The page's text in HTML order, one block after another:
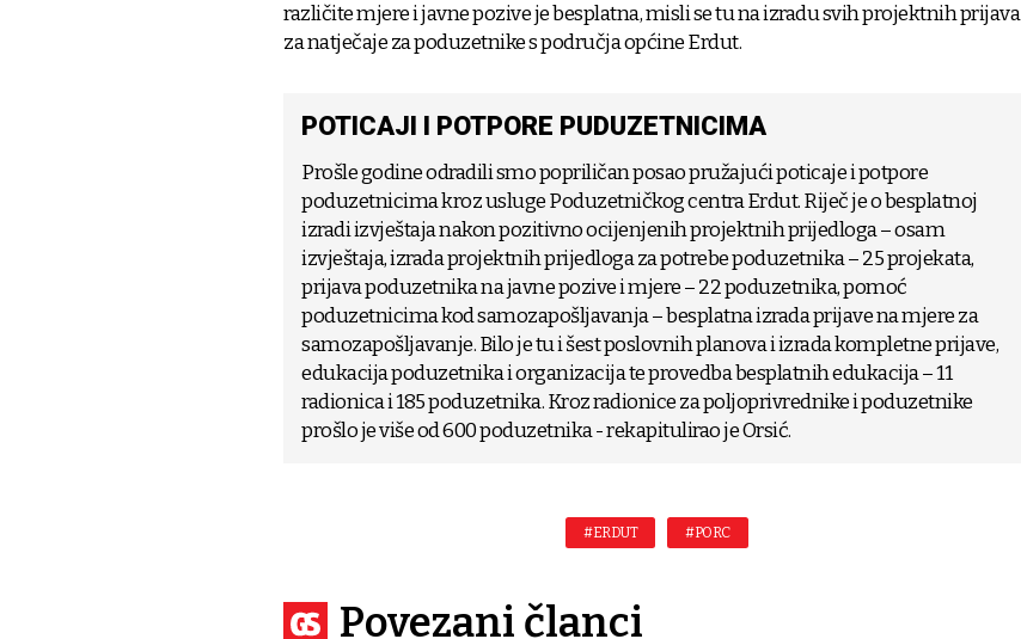
različite mjere i javne pozive je besplatna, misli se tu na izradu svih projektnih prijava
za natječaje za poduzetnike s područja općine Erdut.
POTICAJI I POTPORE PUDUZETNICIMA
Prošle godine odradili smo popriličan posao pružajući poticaje i potpore
poduzetnicima kroz usluge Poduzetničkog centra Erdut. Riječ je o besplatnoj
izradi izvještaja nakon pozitivno ocijenjenih projektnih prijedloga – osam
izvještaja, izrada projektnih prijedloga za potrebe poduzetnika – 25 projekata,
prijava poduzetnika na javne pozive i mjere – 22 poduzetnika, pomoć
poduzetnicima kod samozapošljavanja – besplatna izrada prijave na mjere za
samozapošljavanje. Bilo je tu i šest poslovnih planova i izrada kompletne prijave,
edukacija poduzetnika i organizacija te provedba besplatnih edukacija – 11
radionica i 185 poduzetnika. Kroz radionice za poljoprivrednike i poduzetnike
prošlo je više od 600 poduzetnika - rekapitulirao je Orsić.
#ERDUT #PORC
Povezani članci